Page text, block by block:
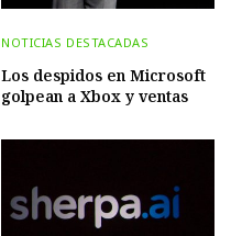
NOTICIAS DESTACADAS
Los despidos en Microsoft
golpean a Xbox y ventas